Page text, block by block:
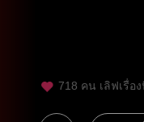
718 คน เลิฟเรื่อ